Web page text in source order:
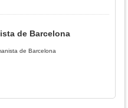
de Barcelona
de Barcelona